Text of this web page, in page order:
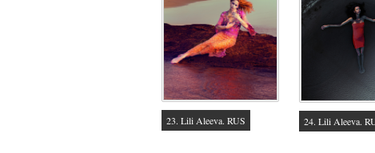
23. Lili Aleeva. RUS 24. Lili Aleeva.